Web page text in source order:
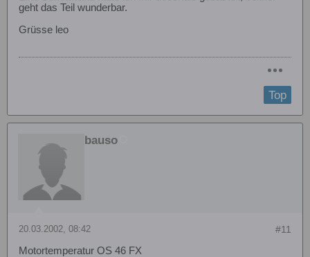
geht das Teil wunderbar.
Grüsse leo
Top
bauso
#11
20.03.2002, 08:42
Motortemperatur OS 46 FX